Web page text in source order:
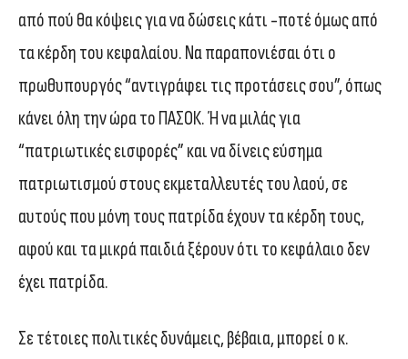
από πού θα κόψεις για να δώσεις κάτι -ποτέ όμως από
τα κέρδη του κεφαλαίου. Να παραπονιέσαι ότι ο
πρωθυπουργός “αντιγράφει τις προτάσεις σου”, όπως
κάνει όλη την ώρα το ΠΑΣΟΚ. Ή να μιλάς για
“πατριωτικές εισφορές” και να δίνεις εύσημα
πατριωτισμού στους εκμεταλλευτές του λαού, σε
αυτούς που μόνη τους πατρίδα έχουν τα κέρδη τους,
αφού και τα μικρά παιδιά ξέρουν ότι το κεφάλαιο δεν
έχει πατρίδα.
Σε τέτοιες πολιτικές δυνάμεις, βέβαια, μπορεί ο κ.